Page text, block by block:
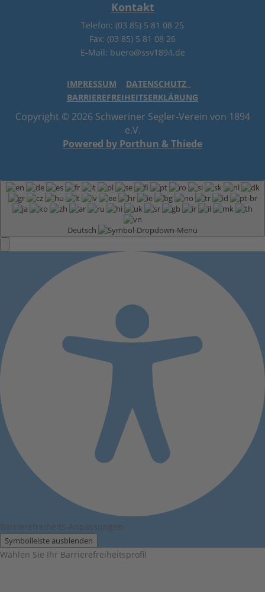
IMPRESSUM DATENSCHUTZ
BARRIEREFREIHEITSERKLÄRUNG
Copyright © 2026 Schweriner Segler-Verein von 1894
e.V.
Powered by Porthun & Thiede
Kontakt
Telefon: (03 85) 5 81 08 25
Fax: (03 85) 5 81 08 26
E-Mail: buero@ssv1894.de
Deutsch
Barrierefreiheits-Anpassungen
Symbolleiste ausblenden
Wählen Sie Ihr Barrierefreiheitsprofil